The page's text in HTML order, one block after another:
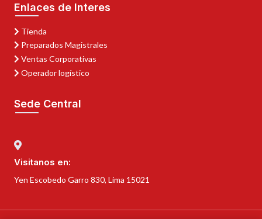
Enlaces de Interes
Tienda
Preparados Magistrales
Ventas Corporativas
Operador logístico
Sede Central
Visitanos en:
Yen Escobedo Garro 830, Lima 15021